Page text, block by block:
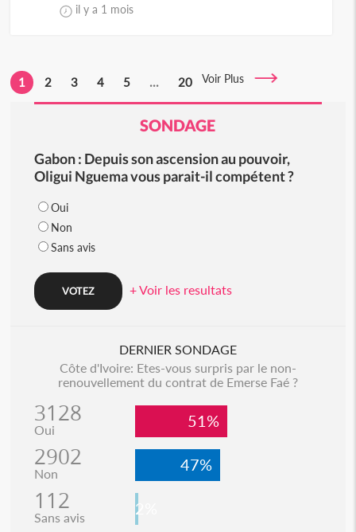
il y a 1 mois
1 2 3 4 5 ... 20 Voir Plus
SONDAGE
Gabon : Depuis son ascension au pouvoir,
Oligui Nguema vous parait-il compétent ?
Oui
Non
Sans avis
+ Voir les resultats
DERNIER SONDAGE
Côte d'Ivoire: Etes-vous surpris par le non-
renouvellement du contrat de Emerse Faé ?
3128
Oui 51%
2902
Non 47%
112
Sans avis 2%